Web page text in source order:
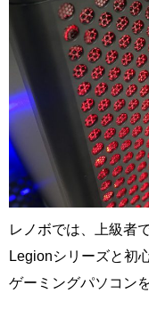
レノボでは、上級者
Legionシリーズと初
ゲーミングパソコン